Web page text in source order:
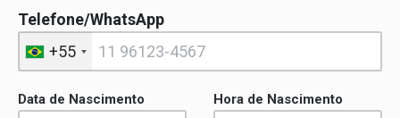
Telefone/WhatsApp
+55
Data de Nascimento Hora de Nascimento